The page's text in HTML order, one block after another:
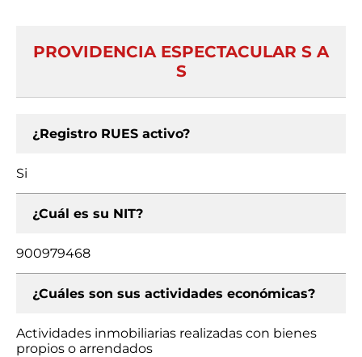
PROVIDENCIA ESPECTACULAR S A
S
¿Registro RUES activo?
Si
¿Cuál es su NIT?
900979468
¿Cuáles son sus actividades económicas?
Actividades inmobiliarias realizadas con bienes
propios o arrendados